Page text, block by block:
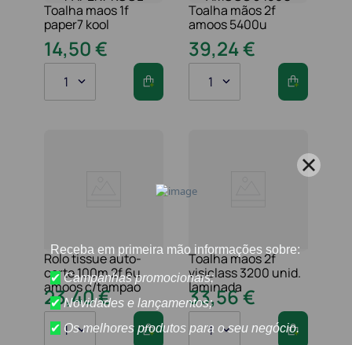
Toalha maos 1f
paper7 kool
14,50€
1
Toalha mãos 2f
amoos 5400u
39,24€
1
Rolo tissue auto-
corte 100m 2f 6u
amoos c/tampao
23,40€
1
Toalha maos 2f
visiclass 3200 unid.
laminada
33,56€
1